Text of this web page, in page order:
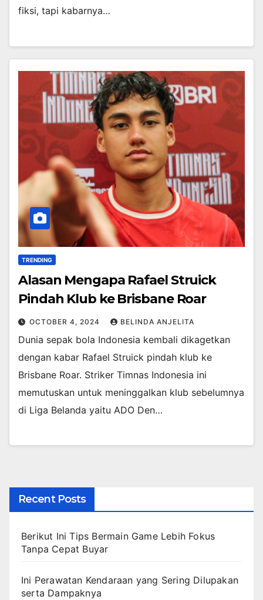
fiksi, tapi kabarnya…
TRENDING
Alasan Mengapa Rafael Struick
Pindah Klub ke Brisbane Roar
OCTOBER 4, 2024 BELINDA ANJELITA
Dunia sepak bola Indonesia kembali dikagetkan
dengan kabar Rafael Struick pindah klub ke
Brisbane Roar. Striker Timnas Indonesia ini
memutuskan untuk meninggalkan klub sebelumnya
di Liga Belanda yaitu ADO Den…
Recent Posts
Berikut Ini Tips Bermain Game Lebih Fokus
Tanpa Cepat Buyar
Ini Perawatan Kendaraan yang Sering Dilupakan
serta Dampaknya